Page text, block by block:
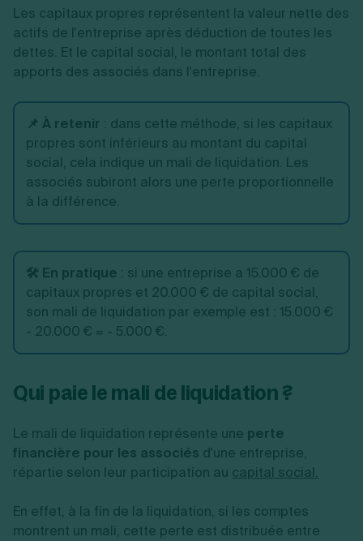
Les capitaux propres représentent la valeur nette des
actifs de l'entreprise après déduction de toutes les
dettes. Et le capital social, le montant total des
apports des associés dans l'entreprise.
📌 À retenir : dans cette méthode, si les capitaux
propres sont inférieurs au montant du capital
social, cela indique un mali de liquidation. Les
associés subiront alors une perte proportionnelle
à la différence.
🛠️ En pratique : si une entreprise a 15.000 € de
capitaux propres et 20.000 € de capital social,
son mali de liquidation par exemple est : 15.000 €
- 20.000 € = - 5.000 €.
Qui paie le mali de liquidation ?
Le mali de liquidation représente une perte
financière pour les associés d'une entreprise,
répartie selon leur participation au capital social.
En effet, à la fin de la liquidation, si les comptes
montrent un mali, cette perte est distribuée entre